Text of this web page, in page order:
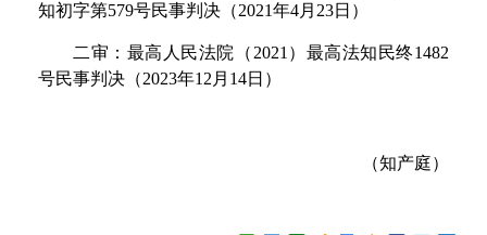
知初字第579号民事判决 （2021年4月 23日）
二审：最高人民法院 （ 2021 ）最高法知民终1482
号民事判决 （2023年1 2 月 14日）
（知产庭）